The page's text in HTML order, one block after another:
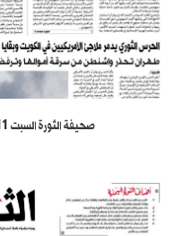
صحيفة الثورة السبت 11 صفر 1448 – 25 يوليو 2026